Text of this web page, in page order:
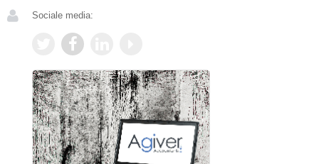
Sociale media: